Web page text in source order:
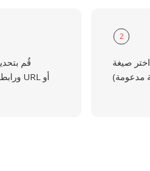
قُم
2
اختر صيغة ircam أو أية صيغة أخرى أنت بحاجةٍ